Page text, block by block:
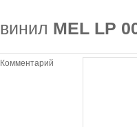
винил MEL LP
Комментарий